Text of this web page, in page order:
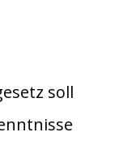
soll